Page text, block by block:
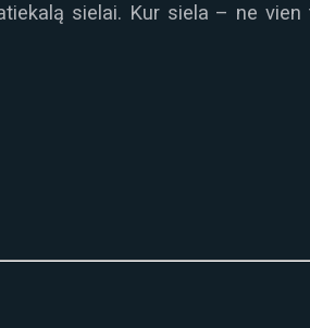
sielai. Kur siela – ne